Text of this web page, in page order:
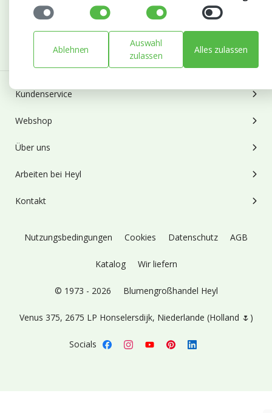
Kundenservice
Webshop
Über uns
Arbeiten bei Heyl
Kontakt
Nutzungsbedingungen Cookies Datenschutz AGB
Katalog Wir liefern
© 1973 - 2026 Blumengroßhandel Heyl
Venus 375, 2675 LP Honselersdijk, Niederlande (Holland 🌷)
Socials
Ablehnen
Auswahl
zulassen
Alles zulassen